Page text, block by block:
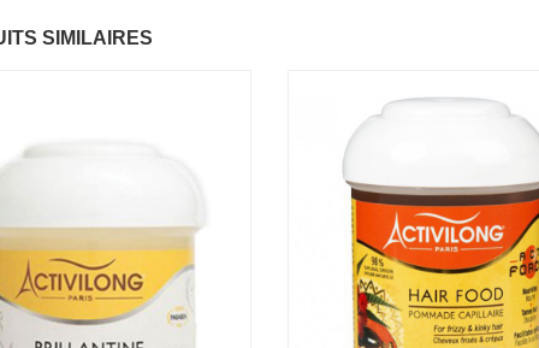
SIMILAIRES
€